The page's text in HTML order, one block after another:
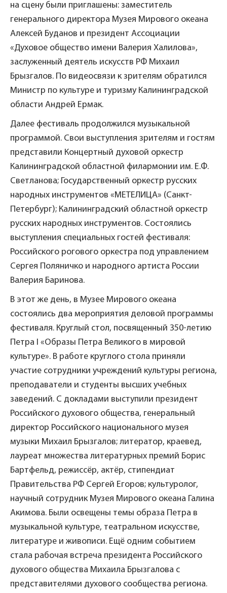
на сцену были приглашены: заместитель
генерального директора Музея Мирового океана
Алексей Буданов и президент Ассоциации
«Духовое общество имени Валерия Халилова»,
заслуженный деятель искусств РФ Михаил
Брызгалов. По видеосвязи к зрителям обратился
Министр по культуре и туризму Калининградской
области Андрей Ермак.
Далее фестиваль продолжился музыкальной
программой. Свои выступления зрителям и гостям
представили Концертный духовой оркестр
Калининградской областной филармонии им. Е.Ф.
Светланова; Государственный оркестр русских
народных инструментов «МЕТЕЛИЦА» (Санкт-
Петербург); Калининградский областной оркестр
русских народных инструментов. Состоялись
выступления специальных гостей фестиваля:
Российского рогового оркестра под управлением
Сергея Поляничко и народного артиста России
Валерия Баринова.
В этот же день, в Музее Мирового океана
состоялись два мероприятия деловой программы
фестиваля. Круглый стол, посвященный 350-летию
Петра I «Образы Петра Великого в мировой
культуре». В работе круглого стола приняли
участие сотрудники учреждений культуры региона,
преподаватели и студенты высших учебных
заведений. С докладами выступили президент
Российского духового общества, генеральный
директор Российского национального музея
музыки Михаил Брызгалов; литератор, краевед,
лауреат множества литературных премий Борис
Бартфельд, режиссёр, актёр, стипендиат
Правительства РФ Сергей Егоров; культуролог,
научный сотрудник Музея Мирового океана Галина
Акимова. Были освещены темы образа Петра в
музыкальной культуре, театральном искусстве,
литературе и живописи. Ещё одним событием
стала рабочая встреча президента Российского
духового общества Михаила Брызгалова с
представителями духового сообщества региона.